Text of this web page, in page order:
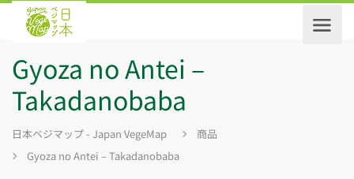
Gyoza no Antei –
Takadanobaba
日本ベジマップ - Japan VegeMap
商品
Gyoza no Antei – Takadanobaba